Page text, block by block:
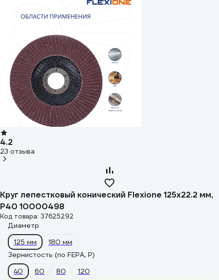
4.2
23 отзыва
Круг лепестковый конический Flexione 125x22.2 мм,
Р40 10000498
Код товара: 37625292
Диаметр
125 мм
180 мм
Зернистость (по FEPA, P)
40
60 80 120